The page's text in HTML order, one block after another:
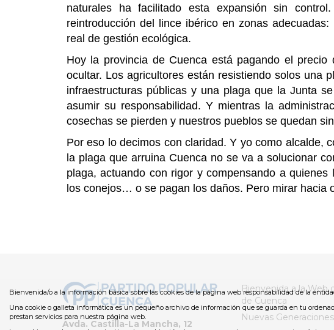
naturales ha facilitado esta expansión sin
reintroducción del lince ibérico en zonas
real de gestión ecológica.
Hoy la provincia de Cuenca está pagando el
ocultar. Los agricultores están resistiendo solos una
infraestructuras públicas y una plaga que la Junta
asumir su responsabilidad. Y mientras la
cosechas se pierden y nuestros pueblos se quedan
Por eso lo decimos con claridad. Y yo como alcalde,
la plaga que arruina Cuenca no se va a solucionar
plaga, actuando con rigor y compensando a
los conejos… o se pagan los daños. Pero mirar hacia
Avda. Castilla-La Mancha, 12
Bienvenida a la Web
de Cuenca
Nuevas Generaciones
Bienvenida/o a la información básica sobre las cookies de la página web responsabilidad de la
Una cookie o galleta informática es un pequeño archivo de información que se guarda en tu
prestan servicios para nuestra página web.